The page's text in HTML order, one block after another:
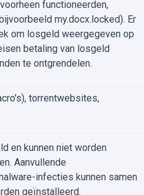
functioneerden,
my.docx.locked). Er
om losgeld weergegeven op
betaling van losgeld
te ontgrendelen.
torrentwebsites,
en kunnen niet worden
Aanvullende
infecties kunnen samen
geïnstalleerd.